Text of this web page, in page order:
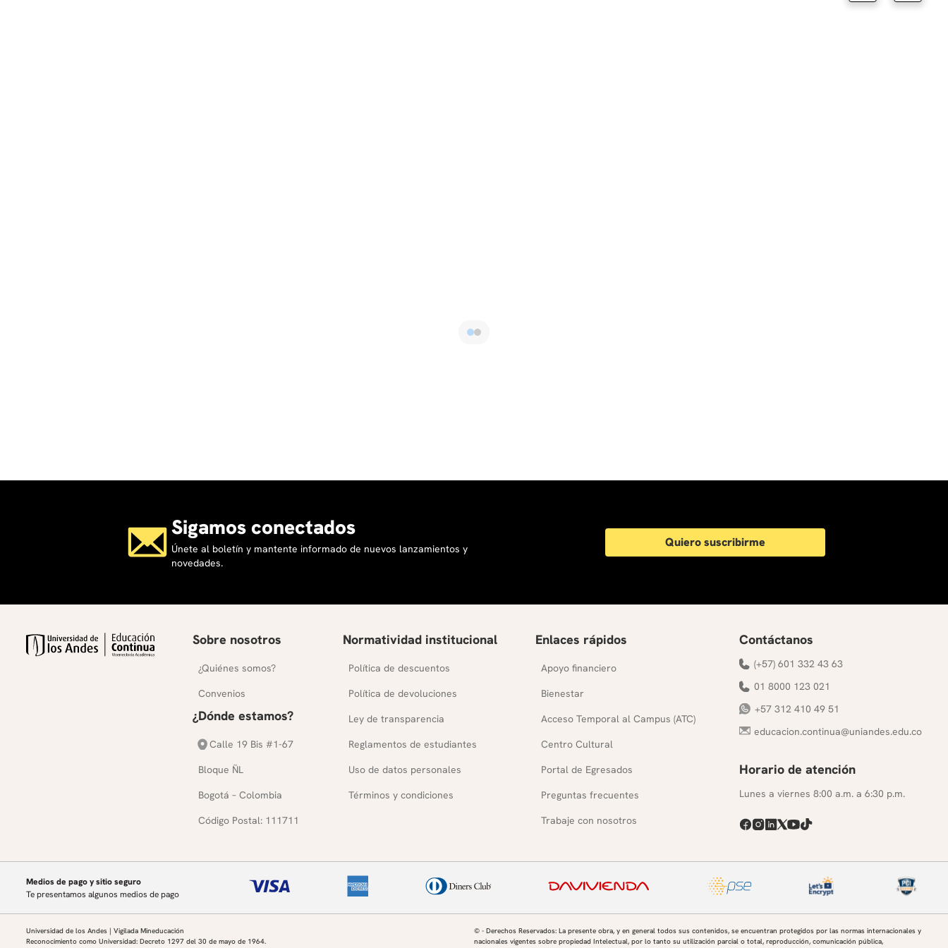
Sigamos conectados
Únete al boletín y mantente informado de nuevos lanzamientos y
novedades.
Quiero suscribirme
Sobre nosotros
¿Quiénes somos?
Convenios
¿Dónde estamos?
Calle 19 Bis #1-67
Bloque ÑL
Bogotá – Colombia
Código Postal: 111711
Normatividad institucional
Política de descuentos
Política de devoluciones
Ley de transparencia
Reglamentos de estudiantes
Uso de datos personales
Términos y condiciones
Enlaces rápidos
Apoyo financiero
Bienestar
Acceso Temporal al Campus (ATC)
Centro Cultural
Portal de Egresados
Preguntas frecuentes
Trabaje con nosotros
Contáctanos
(+57) 601 332 43 63
01 8000 123 021
+57 312 410 49 51
educacion.continua@uniandes.edu.co
Horario de atención
Lunes a viernes 8:00 a.m. a 6:30 p.m.
Medios de pago y sitio seguro
Te presentamos algunos medios de pago
Universidad de los Andes | Vigilada Mineducación
Reconocimiento como Universidad: Decreto 1297 del 30 de mayo de 1964.
© - Derechos Reservados: La presente obra, y en general todos sus contenidos, se encuentran protegidos por las normas internacionales y
nacionales vigentes sobre propiedad Intelectual, por lo tanto su utilización parcial o total, reproducción, comunicación pública,